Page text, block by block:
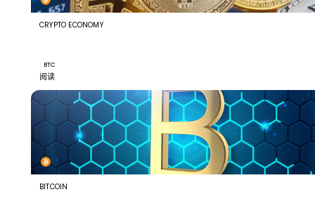
CRYPTO ECONOMY
BTC
阅读
BITCOIN